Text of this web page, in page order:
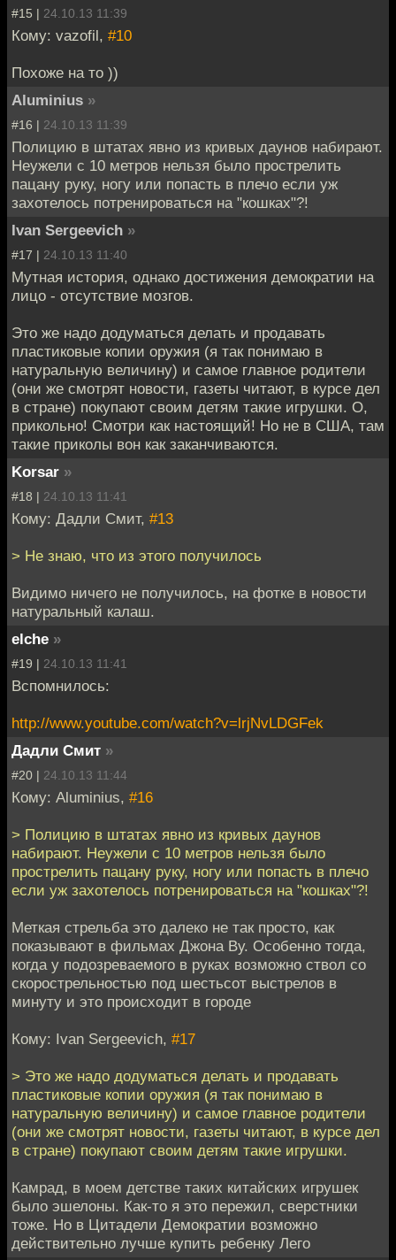
#15 | 24.10.13 11:39
Кому: vazofil, #10
Похоже на то ))
Aluminius »
#16 | 24.10.13 11:39
Полицию в штатах явно из кривых даунов набирают.
Неужели с 10 метров нельзя было прострелить
пацану руку, ногу или попасть в плечо если уж
захотелось потренироваться на "кошках"?!
Ivan Sergeevich »
#17 | 24.10.13 11:40
Мутная история, однако достижения демократии на
лицо - отсутствие мозгов.
Это же надо додуматься делать и продавать
пластиковые копии оружия (я так понимаю в
натуральную величину) и самое главное родители
(они же смотрят новости, газеты читают, в курсе дел
в стране) покупают своим детям такие игрушки. О,
прикольно! Смотри как настоящий! Но не в США, там
такие приколы вон как заканчиваются.
Korsar »
#18 | 24.10.13 11:41
Кому: Дадли Смит, #13
> Не знаю, что из этого получилось
Видимо ничего не получилось, на фотке в новости
натуральный калаш.
elche »
#19 | 24.10.13 11:41
Вспомнилось:
http://www.youtube.com/watch?v=lrjNvLDGFek
Дадли Смит »
#20 | 24.10.13 11:44
Кому: Aluminius, #16
> Полицию в штатах явно из кривых даунов
набирают. Неужели с 10 метров нельзя было
прострелить пацану руку, ногу или попасть в плечо
если уж захотелось потренироваться на "кошках"?!
Меткая стрельба это далеко не так просто, как
показывают в фильмах Джона Ву. Особенно тогда,
когда у подозреваемого в руках возможно ствол со
скорострельностью под шестьсот выстрелов в
минуту и это происходит в городе
Кому: Ivan Sergeevich, #17
> Это же надо додуматься делать и продавать
пластиковые копии оружия (я так понимаю в
натуральную величину) и самое главное родители
(они же смотрят новости, газеты читают, в курсе дел
в стране) покупают своим детям такие игрушки.
Камрад, в моем детстве таких китайских игрушек
было эшелоны. Как-то я это пережил, сверстники
тоже. Но в Цитадели Демократии возможно
действительно лучше купить ребенку Лего